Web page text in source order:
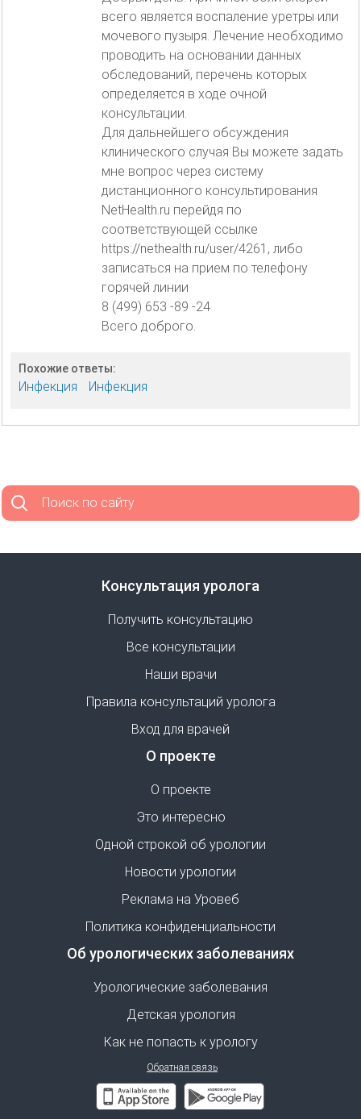
всего является воспаление уретры или
мочевого пузыря. Лечение необходимо
проводить на основании данных
обследований, перечень которых
определяется в ходе очной
консультации.
Для дальнейшего обсуждения
клинического случая Вы можете задать
мне вопрос через систему
дистанционного консультирования
NetHealth.ru перейдя по
соответствующей ссылке
https://nethealth.ru/user/4261, либо
записаться на прием по телефону
горячей линии
8 (499) 653 -89 -24
Всего доброго.
Похожие ответы:
Инфекция Инфекция
Поиск по сайту
Консультация уролога
Получить консультацию
Все консультации
Наши врачи
Правила консультаций уролога
Вход для врачей
О проекте
О проекте
Это интересно
Одной строкой об урологии
Новости урологии
Реклама на Уровеб
Политика конфиденциальности
Об урологических заболеваниях
Урологические заболевания
Детская урология
Как не попасть к урологу
Обратная связь